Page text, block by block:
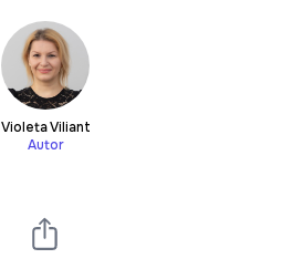
Violeta Viliant
Autor